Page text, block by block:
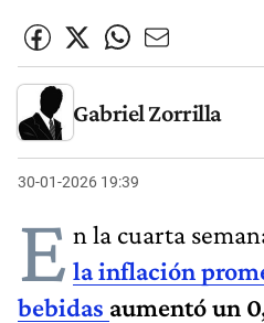
Gabriel Zorrilla
30-01-2026 19:39
E n la cuarta
la inflación
bebidas aumentó un